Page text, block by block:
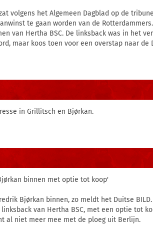
volgens het Algemeen Dagblad op de
te gaan worden van de
van Hertha BSC. De linksback was in het
maar koos toen voor een overstap naar de
in Grillitsch en Bjørkan.
binnen met optie tot koop'
Bjørkan binnen, zo meldt het Duitse
van Hertha BSC, met een optie tot
al niet meer mee met de ploeg uit Berlijn.